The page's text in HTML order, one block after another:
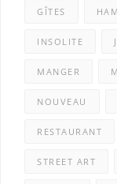
GÎTES
INSOLITE
MANGER
NOUVEAU
RESTAURANT
STREET ART